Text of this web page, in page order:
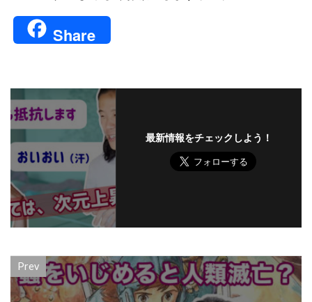
Share
最新情報をチェックしよう！
Prev